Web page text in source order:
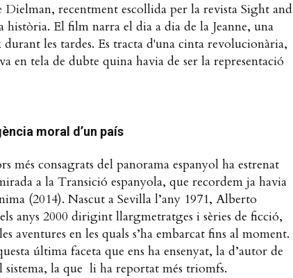
Dielman, recentment escollida per la revista Sight and
El film narra el dia a dia de la Jeanne, una
durant les tardes. Es tracta d'una cinta revolucionària,
en tela de dubte quina havia de ser la representació
moral d’un país
consagrats del panorama espanyol ha estrenat
a la Transició espanyola, que recordem ja havia
(2014). Nascut a Sevilla l’any 1971, Alberto
anys 2000 dirigint llargmetratges i sèries de ficció,
aventures en les quals s’ha embarcat fins al moment.
última faceta que ens ha ensenyat, la d’autor de
sistema, la que li ha reportat més triomfs.